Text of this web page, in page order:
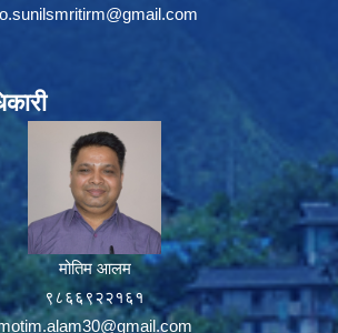
मोतिम आलम
९८६६९२२१६१